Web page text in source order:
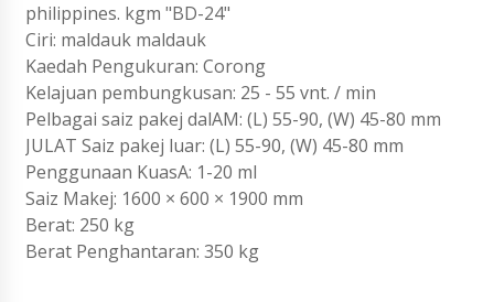
philippines. kgm "BD-24"
Ciri: maldauk maldauk
Kaedah Pengukuran: Corong
Kelajuan pembungkusan: 25 - 55 vnt. / min
Pelbagai saiz pakej dalAM: (L) 55-90, (W) 45-80 mm
JULAT Saiz pakej luar: (L) 55-90, (W) 45-80 mm
Penggunaan KuasA: 1-20 ml
Saiz Makej: 1600 × 600 × 1900 mm
Berat: 250 kg
Berat Penghantaran: 350 kg